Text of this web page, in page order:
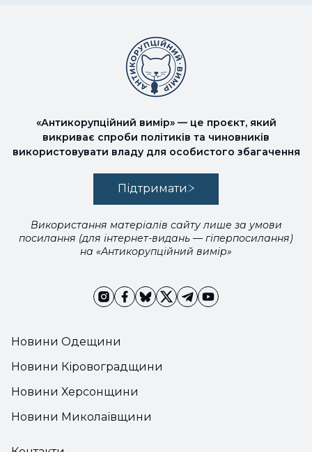
Новини Одещини
Новини Кіровоградщини
Новини Херсонщини
Новини Миколаївщини
«Антикорупційний вимір» — це проєкт, який
викриває спроби політиків та чиновників
використовувати владу для особистого збагачення
Підтримати
Використання матеріалів сайту лише за умови
посилання (для інтернет-видань — гіперпосилання)
на «Антикорупційний вимір»